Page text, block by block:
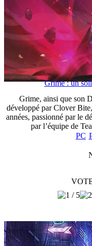
Grime : un
Grime, ainsi que son
développé par Clover
années, passionné par le
par l’équipe de
PC